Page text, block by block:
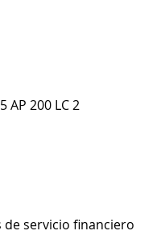
AP 200 LC 2
de servicio financiero